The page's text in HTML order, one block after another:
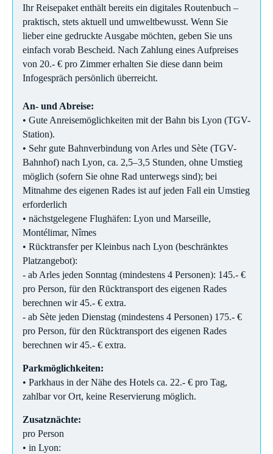
Ihr Reisepaket enthält bereits ein digitales Routenbuch –
praktisch, stets aktuell und umweltbewusst. Wenn Sie
lieber eine gedruckte Ausgabe möchten, geben Sie uns
einfach vorab Bescheid. Nach Zahlung eines Aufpreises
von 20.- € pro Zimmer erhalten Sie diese dann beim
Infogespräch persönlich überreicht.
An- und Abreise:
• Gute Anreisemöglichkeiten mit der Bahn bis Lyon (TGV-
Station).
• Sehr gute Bahnverbindung von Arles und Sète (TGV-
Bahnhof) nach Lyon, ca. 2,5–3,5 Stunden, ohne Umstieg
möglich (sofern Sie ohne Rad unterwegs sind); bei
Mitnahme des eigenen Rades ist auf jeden Fall ein Umstieg
erforderlich
• nächstgelegene Flughäfen: Lyon und Marseille,
Montélimar, Nîmes
• Rücktransfer per Kleinbus nach Lyon (beschränktes
Platzangebot):
- ab Arles jeden Sonntag (mindestens 4 Personen): 145.- €
pro Person, für den Rücktransport des eigenen Rades
berechnen wir 45.- € extra.
- ab Sète jeden Dienstag (mindestens 4 Personen) 175.- €
pro Person, für den Rücktransport des eigenen Rades
berechnen wir 45.- € extra.
Parkmöglichkeiten:
• Parkhaus in der Nähe des Hotels ca. 22.- € pro Tag,
zahlbar vor Ort, keine Reservierung möglich.
Zusatznächte:
pro Person
• in Lyon: